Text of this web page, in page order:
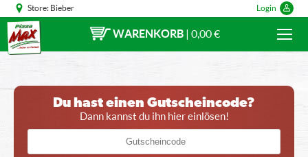
Store: Bieber Login
WARENKORB | 0,00 €
Du hast einen Gutscheincode?
Dann kannst du ihn hier einlösen!